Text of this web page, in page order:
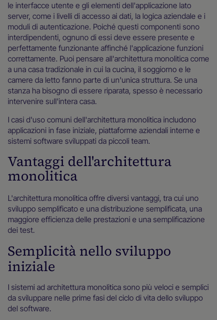
le interfacce utente e gli elementi dell'applicazione lato
server, come i livelli di accesso ai dati, la logica aziendale e i
moduli di autenticazione. Poiché questi componenti sono
interdipendenti, ognuno di essi deve essere presente e
perfettamente funzionante affinché l'applicazione funzioni
correttamente. Puoi pensare all'architettura monolitica come
a una casa tradizionale in cui la cucina, il soggiorno e le
camere da letto fanno parte di un'unica struttura. Se una
stanza ha bisogno di essere riparata, spesso è necessario
intervenire sull'intera casa.
I casi d'uso comuni dell'architettura monolitica includono
applicazioni in fase iniziale, piattaforme aziendali interne e
sistemi software sviluppati da piccoli team.
Vantaggi dell'architettura
monolitica
L'architettura monolitica offre diversi vantaggi, tra cui uno
sviluppo semplificato e una distribuzione semplificata, una
maggiore efficienza delle prestazioni e una semplificazione
dei test.
Semplicità nello sviluppo
iniziale
I sistemi ad architettura monolitica sono più veloci e semplici
da sviluppare nelle prime fasi del ciclo di vita dello sviluppo
del software.